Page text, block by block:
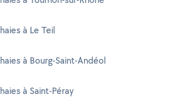
à Le Teil
à Bourg-Saint-Andéol
à Saint-Péray